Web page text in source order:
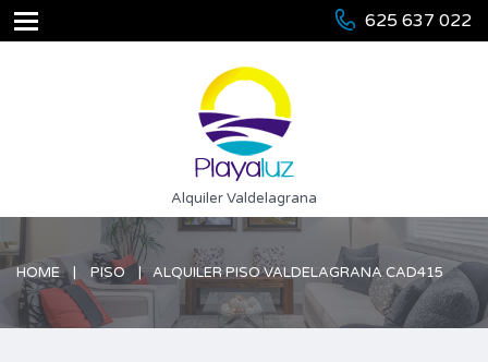
625 637 022
Alquiler Valdelagrana
HOME PISO ALQUILER PISO VALDELAGRANA CAD415